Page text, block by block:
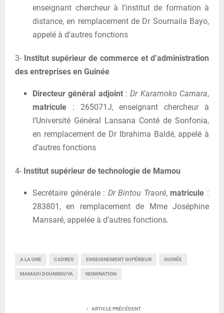
enseignant chercheur à l’institut de formation à
distance, en remplacement de Dr Soumaila Bayo,
appelé à d’autres fonctions
3- Institut supérieur de commerce et d’administration
des entreprises en Guinée
Directeur général adjoint:Dr Karamoko Camara,
matricule : 265071J, enseignant chercheur à
l’Université Général Lansana Conté de Sonfonia,
en remplacement de Dr Ibrahima Baldé, appelé à
d’autres fonctions
4- Institut supérieur de technologie de Mamou
Secrétaire générale : Dr Bintou Traoré, matricule :
283801, en remplacement de Mme Joséphine
Mansaré, appelée à d’autres fonctions.
A LA UNE CADRES ENSEIGNEMENT SUPÉRIEUR GUINÉE
MAMADI DOUMBOUYA NOMINATION
ARTICLE PRÉCÉDENT